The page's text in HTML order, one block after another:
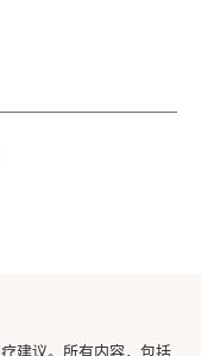
建议。所有内容，包括